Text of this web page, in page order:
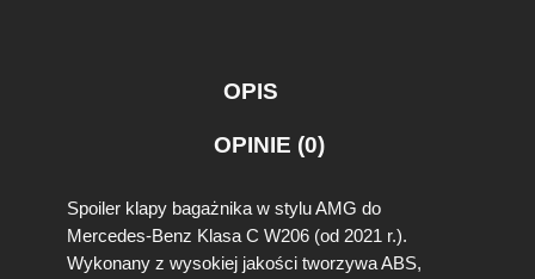
p
y
M
OPIS
OPINIE (0)
Spoiler klapy bagażnika w stylu AMG do
Mercedes-Benz Klasa C W206 (od 2021 r.).
Wykonany z wysokiej jakości tworzywa ABS,